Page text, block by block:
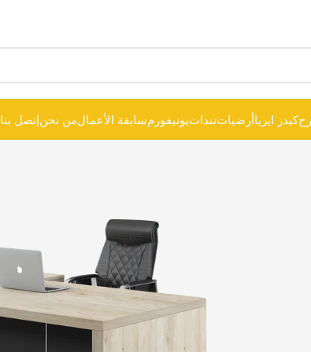
كيدز ايرياأرضياتتنداتيونيفورمسابقة الأعمالمن نحنإتصل بنا